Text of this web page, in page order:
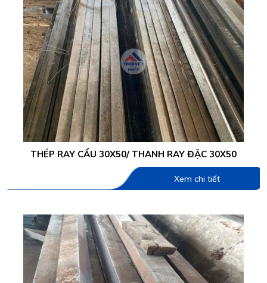
THÉP RAY CẨU 30X50/ THANH RAY ĐẶC 30X50
Xem chi tiết